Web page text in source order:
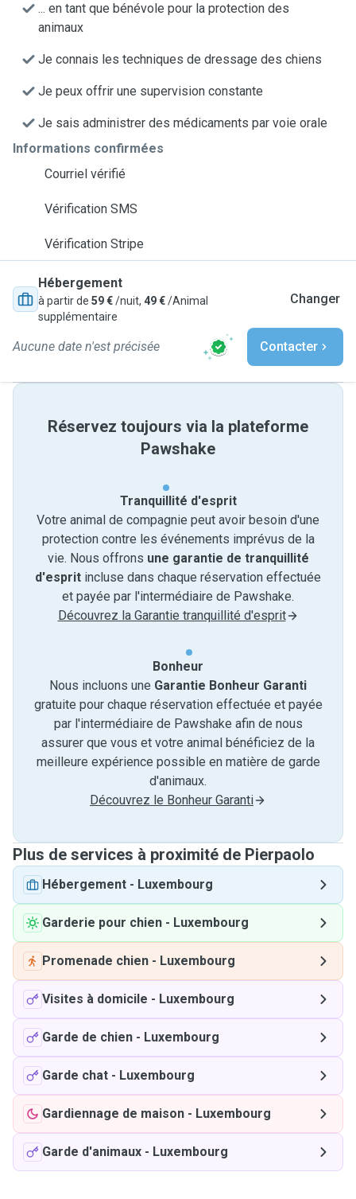
... en tant que bénévole pour la protection des
animaux
Je connais les techniques de dressage des chiens
Je peux offrir une supervision constante
Je sais administrer des médicaments par voie orale
Informations confirmées
Courriel vérifié
Vérification SMS
Vérification Stripe
Hébergement
à partir de 59 €/nuit, 49 €/Animal
supplémentaire
Changer
Aucune date n'est précisée Contacter
Réservez toujours via la plateforme
Pawshake
Tranquillité d'esprit
Votre animal de compagnie peut avoir besoin d'une
protection contre les événements imprévus de la
vie. Nous offrons une garantie de tranquillité
d'esprit incluse dans chaque réservation effectuée
et payée par l'intermédiaire de Pawshake.
Découvrez la Garantie tranquillité d'esprit
Bonheur
Nous incluons une Garantie Bonheur Garanti
gratuite pour chaque réservation effectuée et payée
par l'intermédiaire de Pawshake afin de nous
assurer que vous et votre animal bénéficiez de la
meilleure expérience possible en matière de garde
d'animaux.
Découvrez le Bonheur Garanti
Plus de services à proximité de Pierpaolo
Hébergement - Luxembourg
Garderie pour chien - Luxembourg
Promenade chien - Luxembourg
Visites à domicile - Luxembourg
Garde de chien - Luxembourg
Garde chat - Luxembourg
Gardiennage de maison - Luxembourg
Garde d'animaux - Luxembourg